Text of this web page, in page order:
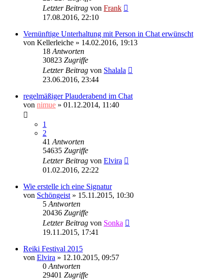
Letzter Beitrag von Frank
17.08.2016, 22:10
Vernünftige Unterhaltung mit Person in Chat erwünscht
von Kellerleiche » 14.02.2016, 19:13
18 Antworten
30823 Zugriffe
Letzter Beitrag von Shalala
23.06.2016, 23:44
regelmäßiger Plauderabend im Chat
von nimue » 01.12.2014, 11:40
1
2
41 Antworten
54635 Zugriffe
Letzter Beitrag von Elvira
01.02.2016, 22:22
Wie erstelle ich eine Signatur
von Schöngeist » 15.11.2015, 10:30
5 Antworten
20436 Zugriffe
Letzter Beitrag von Sonka
19.11.2015, 17:41
Reiki Festival 2015
von Elvira » 12.10.2015, 09:57
0 Antworten
29401 Zugriffe